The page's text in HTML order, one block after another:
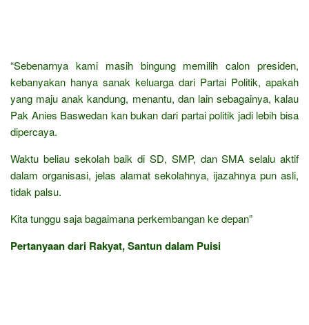
“Sebenarnya kami masih bingung memilih calon presiden,
kebanyakan hanya sanak keluarga dari Partai Politik, apakah
yang maju anak kandung, menantu, dan lain sebagainya, kalau
Pak Anies Baswedan kan bukan dari partai politik jadi lebih bisa
dipercaya.
Waktu beliau sekolah baik di SD, SMP, dan SMA selalu aktif
dalam organisasi, jelas alamat sekolahnya, ijazahnya pun asli,
tidak palsu.
Kita tunggu saja bagaimana perkembangan ke depan”
Pertanyaan dari Rakyat, Santun dalam Puisi